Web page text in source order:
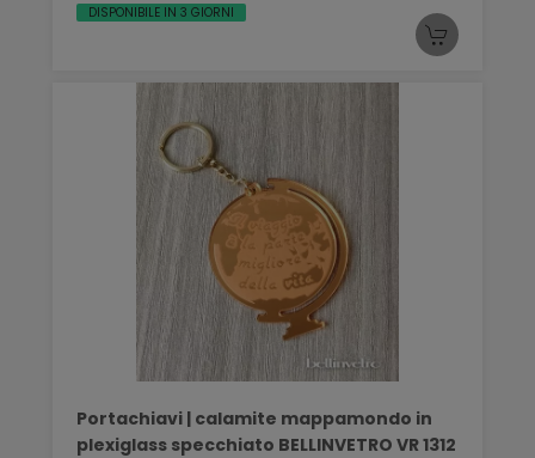
DISPONIBILE IN 3 GIORNI
Portachiavi | calamite mappamondo in
plexiglass specchiato BELLINVETRO VR 1312